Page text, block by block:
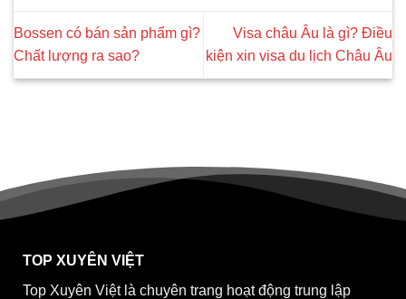
Bossen có bán sản phẩm gì?
Chất lượng ra sao?
Visa châu Âu là gì? Điều
kiện xin visa du lịch Châu Âu
TOP XUYÊN VIỆT
Top Xuyên Việt là chuyên trang hoạt động trung lập